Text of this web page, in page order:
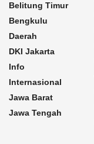
Belitung Timur
Bengkulu
Daerah
DKI Jakarta
Info
Internasional
Jawa Barat
Jawa Tengah